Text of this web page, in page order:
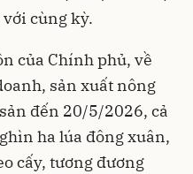
với cùng kỳ.
của Chính phủ, về
sản xuất nông
đến 20/5/2026, cả
ha lúa đông xuân,
cấy, tương đương